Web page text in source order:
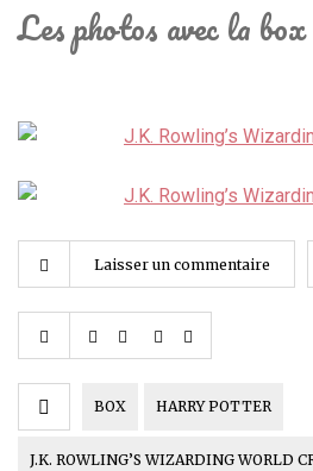
Les photos avec la
Laisser un commentaire
BOX HARRY POTTER
J.K. ROWLING’S WIZARDING WORLD